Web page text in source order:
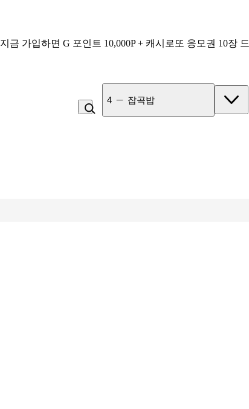
지금 가입하면 G 포인트 10,000P + 캐시로또 응모권 10장
4 잡곡밥